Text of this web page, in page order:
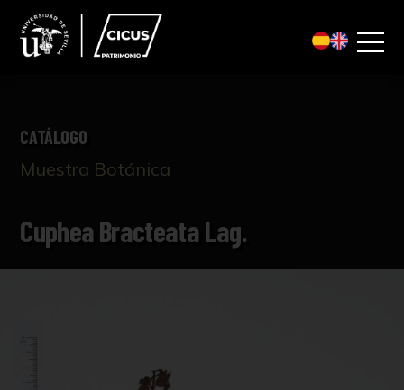
CATÁLOGO
Muestra Botánica
Cuphea Bracteata Lag.